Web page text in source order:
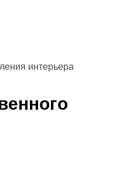
интерьера